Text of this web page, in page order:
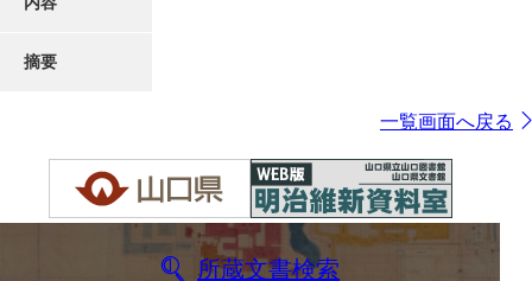
摘要
一覧画面へ戻る
所蔵文書検索